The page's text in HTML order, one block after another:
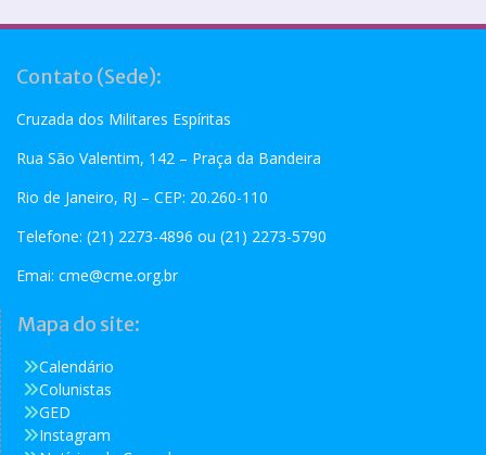
Contato (Sede):
Cruzada dos Militares Espíritas
Rua São Valentim, 142 – Praça da Bandeira
Rio de Janeiro, RJ – CEP: 20.260-110
Telefone: (21) 2273-4896 ou (21) 2273-5790
Emai: cme@cme.org.br
Mapa do site:
Calendário
Colunistas
GED
Instagram